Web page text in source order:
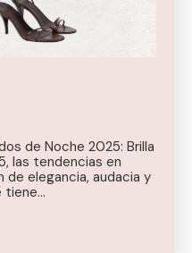
de Noche 2025: Brilla
las tendencias en
elegancia, audacia y
tiene…